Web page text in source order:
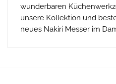
wunderbaren
unsere Kollektion und
neues Nakiri Messer im